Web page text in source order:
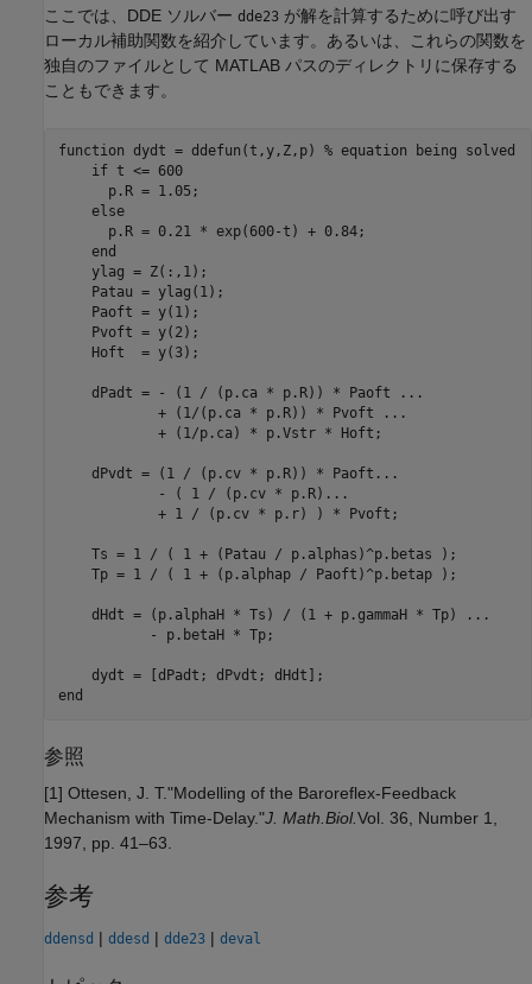
ここでは、DDE ソルバー dde23 が解を計算するために呼び出す
ローカル補助関数を紹介しています。あるいは、これらの関数を
独自のファイルとして MATLAB パスのディレクトリに保存する
こともできます。
function dydt = ddefun(t,y,Z,p) % equation being solved
if t <= 600
      p.R = 1.05;
else
      p.R = 0.21 * exp(600-t) + 0.84;
end
    ylag = Z(:,1);
    Patau = ylag(1);
    Paoft = y(1);
    Pvoft = y(2);
    Hoft  = y(3);
    dPadt = - (1 / (p.ca * p.R)) * Paoft
...
            + (1/(p.ca * p.R)) * Pvoft
...
            + (1/p.ca) * p.Vstr * Hoft;
    dPvdt = (1 / (p.cv * p.R)) * Paoft
...
            - ( 1 / (p.cv * p.R)
...
            + 1 / (p.cv * p.r) ) * Pvoft;
    Ts = 1 / ( 1 + (Patau / p.alphas)^p.betas );
    Tp = 1 / ( 1 + (p.alphap / Paoft)^p.betap );
    dHdt = (p.alphaH * Ts) / (1 + p.gammaH * Tp)
...
           - p.betaH * Tp;
end
参照
[1] Ottesen, J. T."Modelling of the Baroreflex-Feedback
Mechanism with Time-Delay."J. Math.Biol.Vol. 36, Number 1,
1997, pp. 41–63.
参考
ddensd | ddesd | dde23 | deval